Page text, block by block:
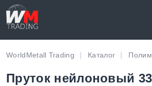
WorldMetall Trading Каталог
Пруток нейлоновый